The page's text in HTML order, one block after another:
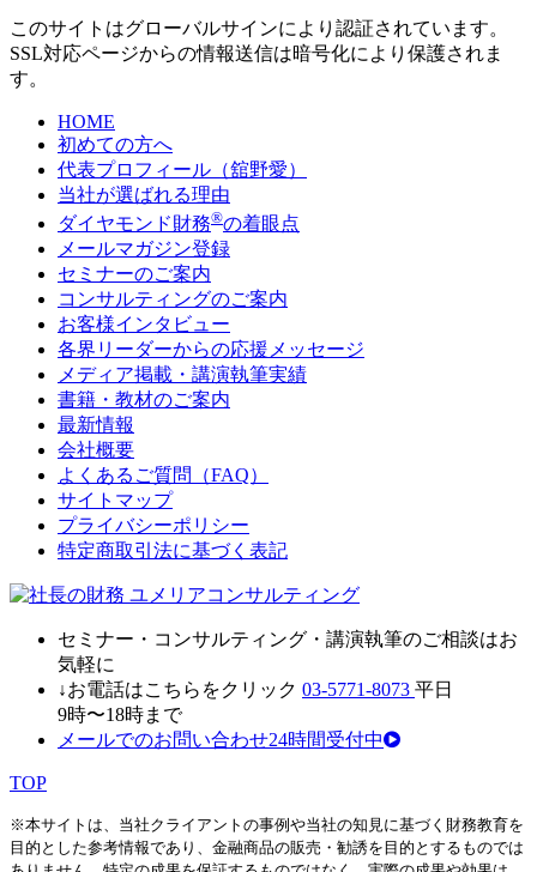
このサイトはグローバルサインにより認証されています。
SSL対応ページからの情報送信は暗号化により保護されま
す。
HOME
初めての方へ
代表プロフィール（舘野愛）
当社が選ばれる理由
ダイヤモンド財務®の着眼点
メールマガジン登録
セミナーのご案内
コンサルティングのご案内
お客様インタビュー
各界リーダーからの応援メッセージ
メディア掲載・講演執筆実績
書籍・教材のご案内
最新情報
会社概要
よくあるご質問（FAQ）
サイトマップ
プライバシーポリシー
特定商取引法に基づく表記
セミナー・ コンサルティング・ 講演執筆のご相談はお
気軽に
↓お電話はこちらをクリック 03-5771-8073 平日
9時〜18時まで
メールでのお問い合わせ24時間受付中
TOP
※本サイトは、当社クライアントの事例や当社の知見に基づく財務教育を
目的とした参考情報であり、金融商品の販売・勧誘を目的とするものでは